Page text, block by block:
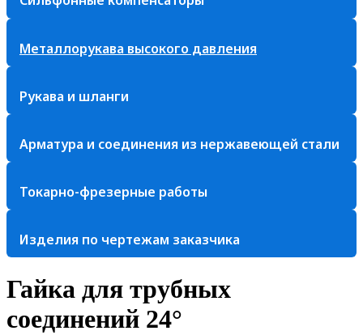
Металлорукава высокого давления
Рукава и шланги
Арматура и соединения из нержавеющей стали
Токарно-фрезерные работы
Изделия по чертежам заказчика
Гайка для трубных
соединений 24°